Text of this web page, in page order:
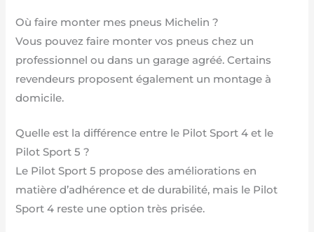
Où faire monter mes pneus Michelin ?
Vous pouvez faire monter vos pneus chez un
professionnel ou dans un garage agréé. Certains
revendeurs proposent également un montage à
domicile.
Quelle est la différence entre le Pilot Sport 4 et le
Pilot Sport 5 ?
Le Pilot Sport 5 propose des améliorations en
matière d’adhérence et de durabilité, mais le Pilot
Sport 4 reste une option très prisée.